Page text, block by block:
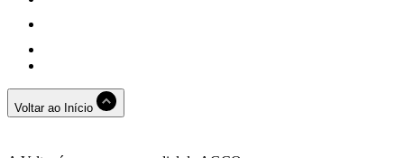
Voltar ao Início